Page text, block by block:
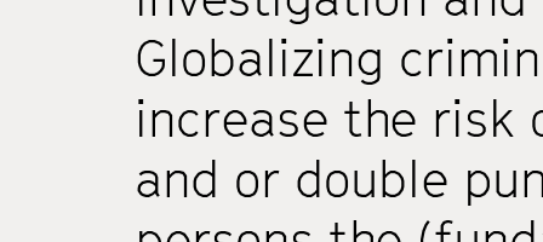
Globalizing
increase the risk
and or double